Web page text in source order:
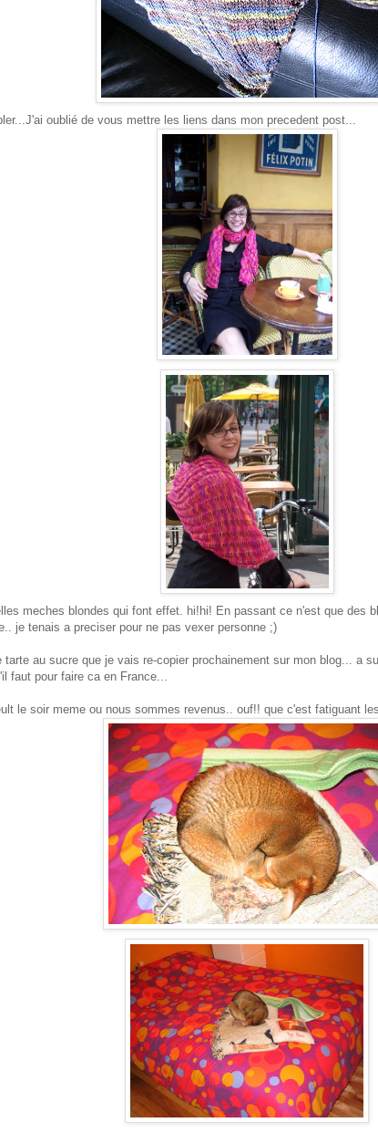
oublié de vous mettre les liens dans mon precedent post...
meches blondes qui font effet. hi!hi! En passant ce n'est que des
je tenais a preciser pour ne pas vexer personne ;)
tarte au sucre que je vais re-copier prochainement sur mon blog... a
faut pour faire ca en France...
le soir meme ou nous sommes revenus.. ouf!! que c'est fatiguant